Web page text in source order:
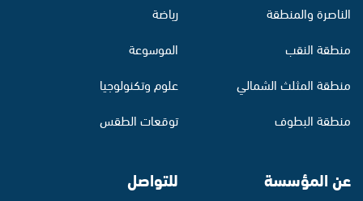
الناصرة والمنطقة
منطقة النقب
منطقة المثلث الشمالي
منطقة البطوف
رياضة
الموسوعة
علوم وتكنولوجيا
توقعات الطقس
عن المؤسسة للتواصل